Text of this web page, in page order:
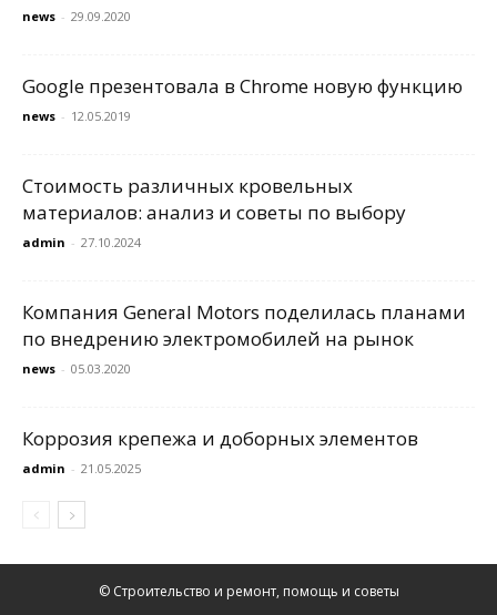
news - 29.09.2020
Google презентовала в Chrome новую функцию
news - 12.05.2019
Стоимость различных кровельных
материалов: анализ и советы по выбору
admin - 27.10.2024
Компания General Motors поделилась планами
по внедрению электромобилей на рынок
news - 05.03.2020
Коррозия крепежа и доборных элементов
admin - 21.05.2025
© Строительство и ремонт, помощь и советы